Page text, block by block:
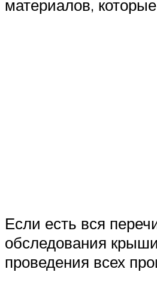
материалов,
Если есть вся
обследования
проведения всех